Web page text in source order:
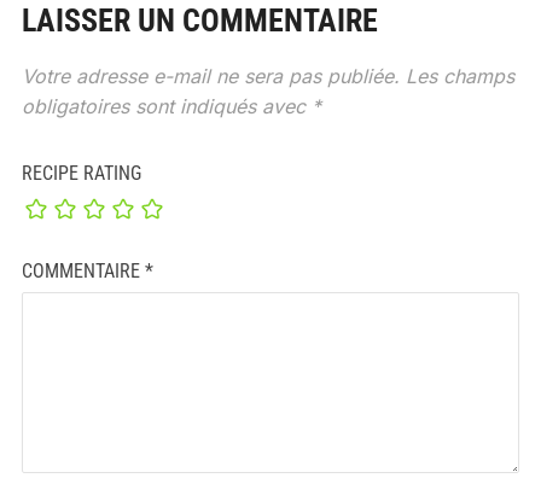
LAISSER UN COMMENTAIRE
Votre adresse e-mail ne sera pas publiée. Les champs
obligatoires sont indiqués avec *
RECIPE RATING
COMMENTAIRE *